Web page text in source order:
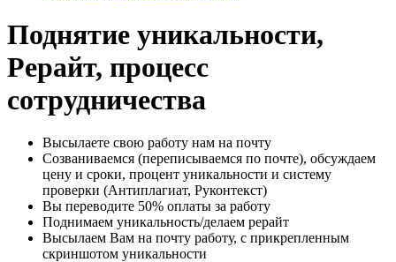
Поднятие уникальности,
Рерайт, процесс
сотрудничества
Высылаете свою работу нам на почту
Созваниваемся (переписываемся по почте), обсуждаем
цену и сроки, процент уникальности и систему
проверки (Антиплагиат, Руконтекст)
Вы переводите 50% оплаты за работу
Поднимаем уникальность/делаем рерайт
Высылаем Вам на почту работу, с прикрепленным
скриншотом уникальности